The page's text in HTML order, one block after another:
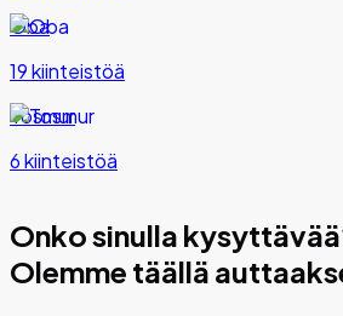
Oba
19 kiinteistöä
Tosmur
6 kiinteistöä
Onko sinulla
Olemme täällä